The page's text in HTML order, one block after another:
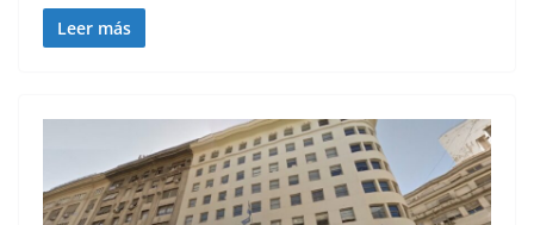
Leer más